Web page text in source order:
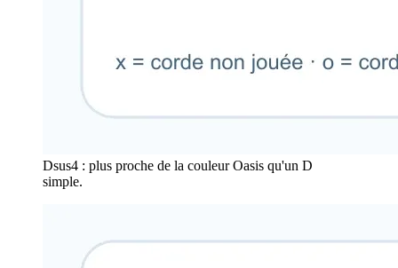
Dsus4 : plus proche de la couleur Oasis qu'un D
simple.